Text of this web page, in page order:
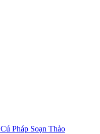
Cú Pháp Soạn Thảo